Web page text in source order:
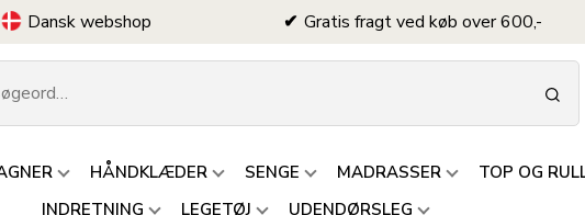
Dansk webshop Gratis fragt ved køb over 600,-
HÅNDKLÆDER SENGE MADRASSER TOP OG
INDRETNING
LEGETØJ UDENDØRSLEG